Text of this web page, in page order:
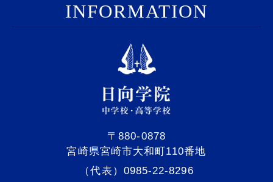
INFORMATION
〒880-0878
宮崎県宮崎市大和町110番地
（代表）0985-22-8296